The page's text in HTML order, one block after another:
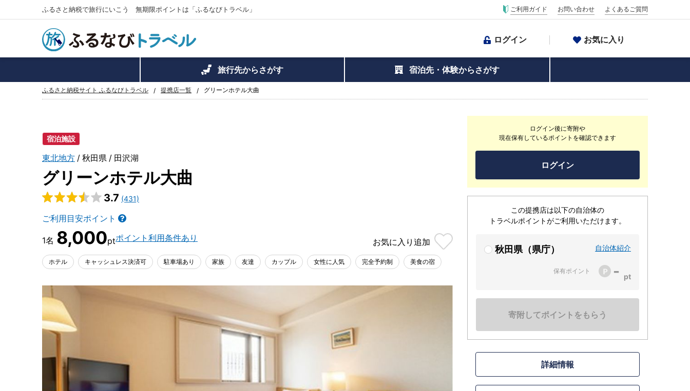
ふるさと納税で旅行にいこう 無期限ポイントは「ふるなびトラベル」 ご利用ガイド お問い合わせ よくあるご質問
ログイン お気に入り
旅行先からさがす 宿泊先・体験からさがす
ふるさと納税サイト ふるなびトラベル 提携店一覧 グリーンホテル大曲
宿泊施設
東北地方 秋田県 田沢湖
グリーンホテル大曲
3.7 (431)
ご利用目安ポイント
8,000 ポイント利用条件あり お気に入り 追加
ホテル キャッシュレス決済可 駐車場あり 家族 友達 カップル 女性に人気 完全予約制 美食の宿
ログイン後に寄附や
現在保有しているポイントを確認できます
ログイン
この提携店は以下の自治体の
トラベルポイントがご利用いただけます。
秋田県（県庁） 自治体紹介
保有ポイント -
寄附してポイントをもらう
詳細情報